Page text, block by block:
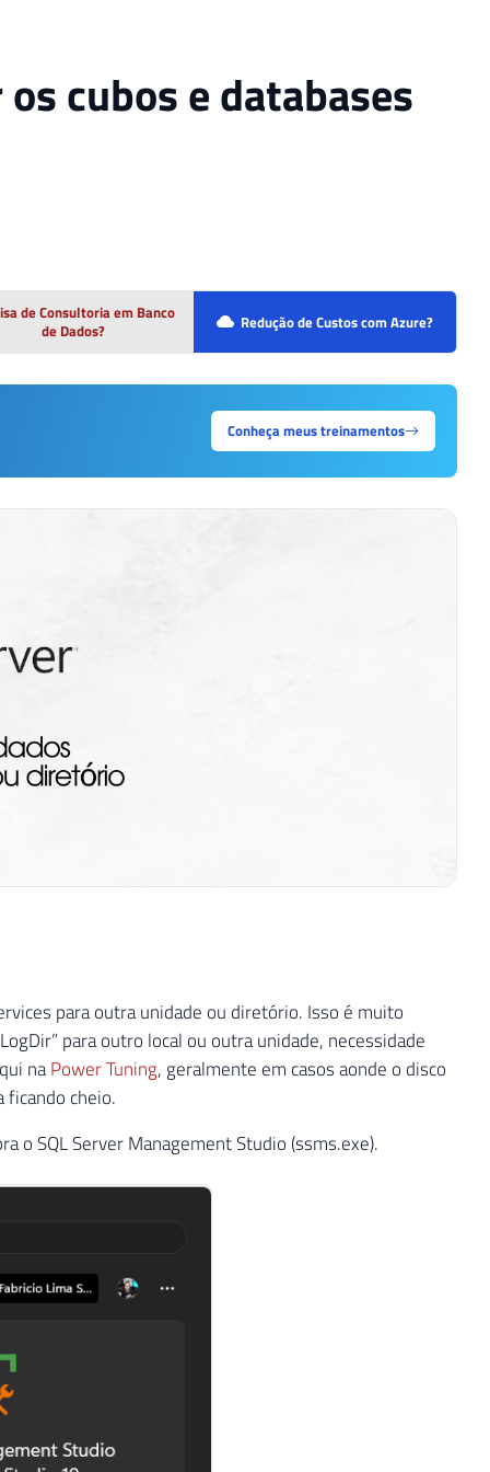
cubos e databases
de Consultoria em Banco
de Dados?
Redução de Custos com Azure?
Conheça meus treinamentos
para outra unidade ou diretório. Isso é muito
para outro local ou outra unidade, necessidade
naPower Tuning, geralmente em casos aonde o disco
ficando cheio.
o SQL Server Management Studio (ssms.exe).